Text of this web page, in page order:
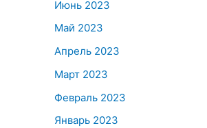
Июнь 2023
Май 2023
Апрель 2023
Март 2023
Февраль 2023
Январь 2023